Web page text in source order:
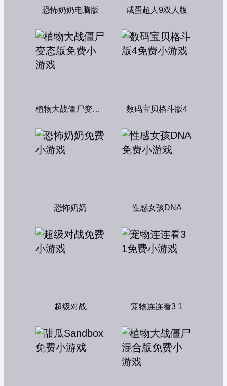
恐怖奶奶电脑版 咸蛋超人9双人版
植物大战僵尸变态版 数码宝贝格斗版4
恐怖奶奶 性感女孩DNA
超级对战 宠物连连看3 1